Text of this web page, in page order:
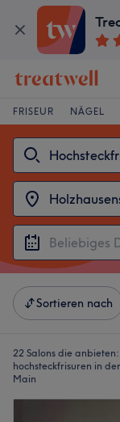
FRISEUR NÄGEL
Sortieren nach
22 Salons die anbieten:
hochsteckfrisuren in
Main